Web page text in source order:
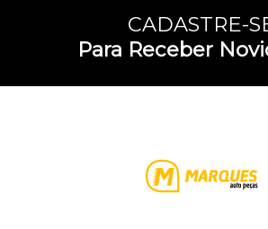
CADASTRE-
Para Receber